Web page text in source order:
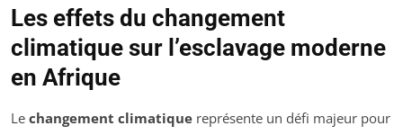
Les effets du changement
climatique sur l’esclavage moderne
en Afrique
Le changement climatique représente un défi majeur pour